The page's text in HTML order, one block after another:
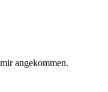
angekommen.